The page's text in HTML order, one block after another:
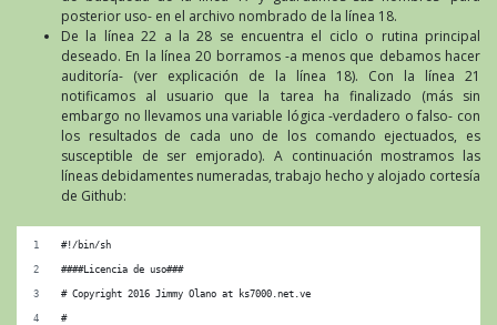
posterior uso- en el archivo nombrado de la línea 18.
De la línea 22 a la 28 se encuentra el ciclo o rutina principal
deseado. En la línea 20 borramos -a menos que debamos hacer
auditoría- (ver explicación de la línea 18). Con la línea 21
notificamos al usuario que la tarea ha finalizado (más sin
embargo no llevamos una variable lógica -verdadero o falso- con
los resultados de cada uno de los comando ejectuados, es
susceptible de ser emjorado). A continuación mostramos las
líneas debidamentes numeradas, trabajo hecho y alojado cortesía
de Github:
#!/bin/sh
####Licencia de uso###
# Copyright 2016 Jimmy Olano at ks7000.net.ve
#